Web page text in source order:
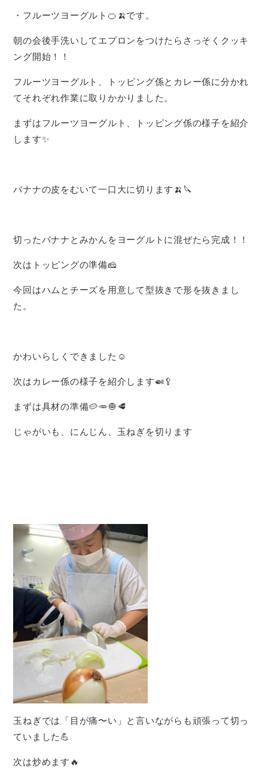
・フルーツヨーグルト🍊🍌です。
朝の会後手洗いしてエプロンをつけたらさっそくクッキ
ング開始！！
フルーツヨーグルト、トッピング係とカレー係に分かれ
てそれぞれ作業に取りかかりました。
まずはフルーツヨーグルト、トッピング係の様子を紹介
します✨
バナナの皮をむいて一口大に切ります🍌🔪
切ったバナナとみかんをヨーグルトに混ぜたら完成！！
次はトッピングの準備🧀
今回はハムとチーズを用意して型抜きで形を抜きまし
た。
かわいらしくできました☺️
次はカレー係の様子を紹介します🍛🥄
まずは具材の準備🥔🥕🧅🥩
じゃがいも、にんじん、玉ねぎを切ります
玉ねぎでは「目が痛〜い」と言いながらも頑張って切っ
ていました💪
次は炒めます🔥